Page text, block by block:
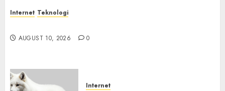
Internet Teknologi
AUGUST 10, 2026 0
Internet